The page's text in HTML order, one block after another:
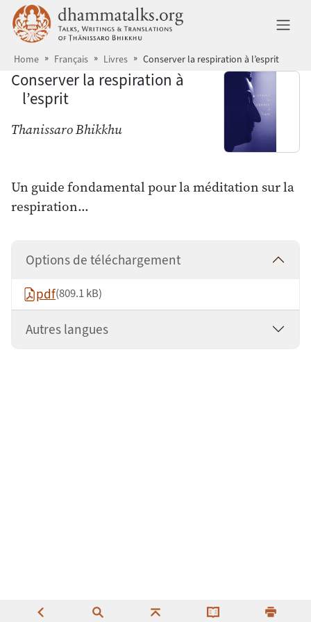
Aller au contenu principal dhammatalks.org
Home Français Livres Conserver la respiration à l’esprit
Conserver la respiration à
l’esprit
Thanissaro Bhikkhu
Un guide fondamental pour la méditation sur la
respiration…
Options de téléchargement
pdf(809.1 kB)
Autres langues